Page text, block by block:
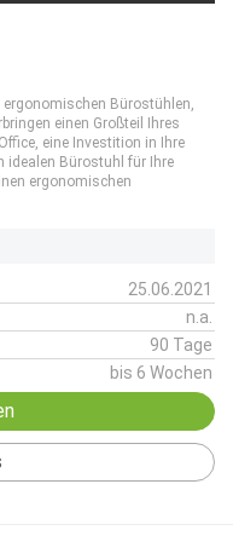
Bürostühlen,
einen Großteil Ihres
eine Investition in Ihre
idealen Bürostuhl für Ihre
ergonomischen
25.06.2021
n.a.
90 Tage
bis 6 Wochen